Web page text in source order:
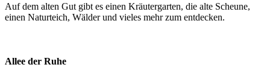
Auf dem alten Gut gibt es einen Kräutergarten, die alte Scheune,
einen Naturteich, Wälder und vieles mehr zum entdecken.
Allee der Ruhe